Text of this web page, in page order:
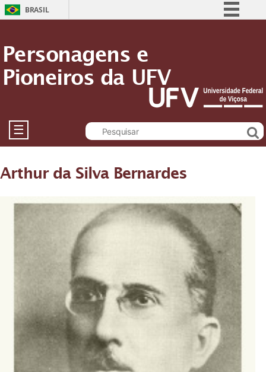
BRASIL
Acesso à informação
Legislação
Canais
Personagens e
Pioneiros da UFV
☰
Arthur da Silva Bernardes